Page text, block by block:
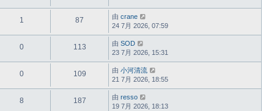
1 87 由 crane
24 7月 2026, 07:59
0 113 由 SOD
23 7月 2026, 15:31
0 109 由 小河清流
21 7月 2026, 18:55
8 187 由 resso
19 7月 2026, 18:13